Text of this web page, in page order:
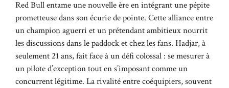
Red Bull entame une nouvelle ère en intégrant une pépite
prometteuse dans son écurie de pointe. Cette alliance entre
un champion aguerri et un prétendant ambitieux nourrit
les discussions dans le paddock et chez les fans. Hadjar, à
seulement 21 ans, fait face à un défi colossal : se mesurer à
un pilote d’exception tout en s’imposant comme un
concurrent légitime. La rivalité entre coéquipiers, souvent